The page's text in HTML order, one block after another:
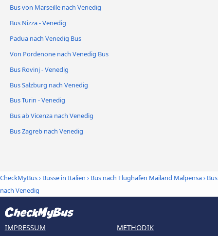
Bus von Marseille nach Venedig
Bus Nizza - Venedig
Padua nach Venedig Bus
Von Pordenone nach Venedig Bus
Bus Rovinj - Venedig
Bus Salzburg nach Venedig
Bus Turin - Venedig
Bus ab Vicenza nach Venedig
Bus Zagreb nach Venedig
CheckMyBus› Busse in Italien › Bus nach Flughafen Mailand Malpensa› Bus
nach Venedig
IMPRESSUM
METHODIK